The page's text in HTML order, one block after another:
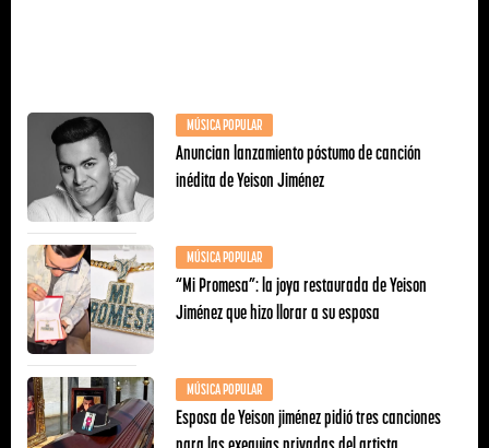
MÚSICA POPULAR
Anuncian lanzamiento póstumo de canción
inédita de Yeison Jiménez
MÚSICA POPULAR
“Mi Promesa”: la joya restaurada de Yeison
Jiménez que hizo llorar a su esposa
MÚSICA POPULAR
Esposa de Yeison jiménez pidió tres canciones